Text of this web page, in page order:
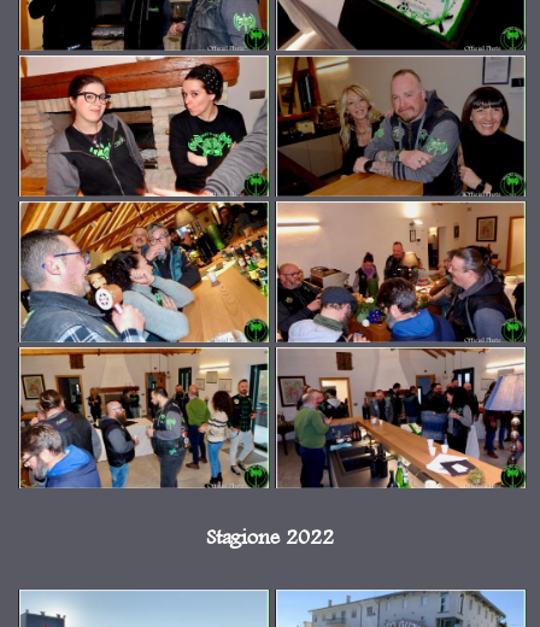
Stagione 2022